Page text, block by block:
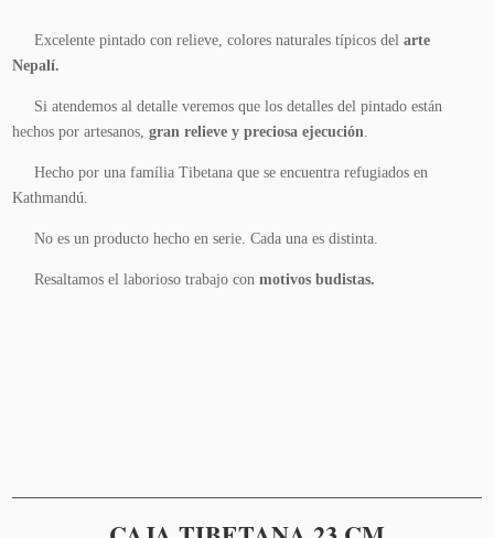
Excelente pintado con relieve, colores naturales típicos delarte
Nepalí.
Si atendemos al detalle veremos que los detalles del pintado están
hechos por artesanos, gran relieve y preciosa ejecución.
Hecho por una família Tibetana que se encuentra refugiados en
Kathmandú.
No es un producto hecho en serie. Cada una es distinta.
Resaltamos el laborioso trabajo conmotivos budistas.